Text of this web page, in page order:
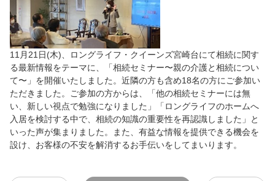
11月21日(木)、ロングライフ・クイーンズ宮崎台にて相続に関す
る最新情報をテーマに、「相続セミナー〜親の介護と相続につい
て〜」を開催いたしました。近隣の方も含め18名の方にご参加い
ただきました。ご参加の方からは、「他の相続セミナーには無
い、新しい視点で勉強になりました」「ロングライフのホームへ
入居を検討する中で、相続の知識の重要性を再認識しました」と
いった声が集まりました。また、有益な情報を提供できる機会を
設け、お客様の不安を解消するお手伝いをしてまいります。